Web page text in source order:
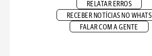
RELATAR ERROS
RECEBER NOTÍCIAS NO WHATS
FALAR COM A GENTE